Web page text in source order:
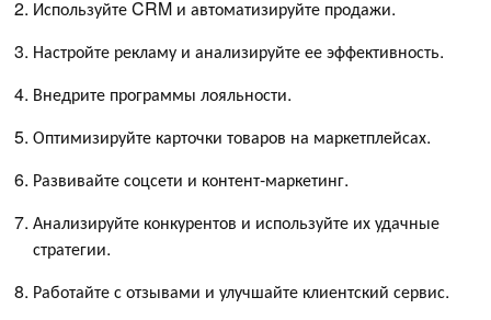
Используйте CRM и автоматизируйте продажи.
Настройте рекламу и анализируйте ее эффективность.
Внедрите программы лояльности.
Оптимизируйте карточки товаров на маркетплейсах.
Развивайте соцсети и контент-маркетинг.
Анализируйте конкурентов и используйте их удачные
стратегии.
Работайте с отзывами и улучшайте клиентский сервис.